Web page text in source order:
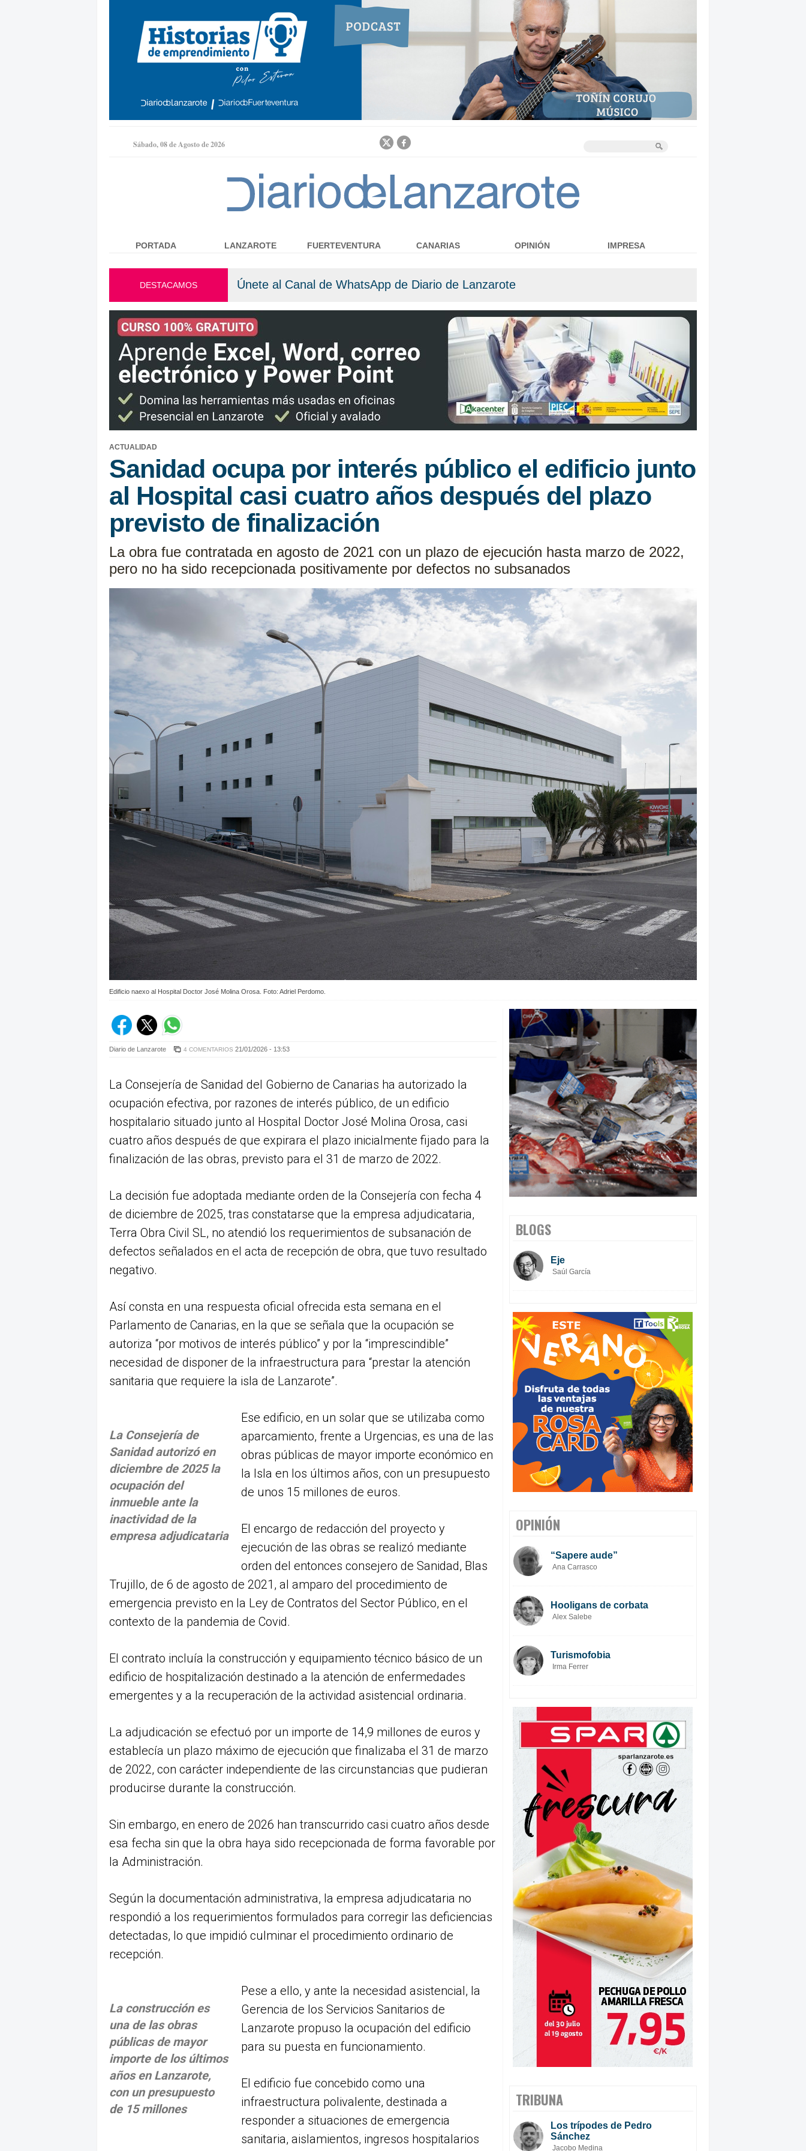
Jump to navigation
Sábado, 08 de Agosto de 2026
DESTACAMOS Únete al Canal de WhatsApp de Diario de Lanzarote
ACTUALIDAD
Sanidad ocupa por interés público el edificio junto
al Hospital casi cuatro años después del plazo
previsto de finalización
La obra fue contratada en agosto de 2021 con un plazo de ejecución hasta marzo de 2022,
pero no ha sido recepcionada positivamente por defectos no subsanados
Edificio naexo al Hospital Doctor José Molina Orosa. Foto: Adriel Perdomo.
Diario de Lanzarote 4 COMENTARIOS 21/01/2026 - 13:53
La Consejería de Sanidad del Gobierno de Canarias ha autorizado la
ocupación efectiva, por razones de interés público, de un edificio
hospitalario situado junto al Hospital Doctor José Molina Orosa, casi
cuatro años después de que expirara el plazo inicialmente fijado para la
finalización de las obras, previsto para el 31 de marzo de 2022.
La decisión fue adoptada mediante orden de la Consejería con fecha 4
de diciembre de 2025, tras constatarse que la empresa adjudicataria,
Terra Obra Civil SL, no atendió los requerimientos de subsanación de
defectos señalados en el acta de recepción de obra, que tuvo resultado
negativo.
Así consta en una respuesta oficial ofrecida esta semana en el
Parlamento de Canarias, en la que se señala que la ocupación se
autoriza “por motivos de interés público” y por la “imprescindible”
necesidad de disponer de la infraestructura para “prestar la atención
sanitaria que requiere la isla de Lanzarote”.
La Consejería de
Sanidad autorizó en
diciembre de 2025 la
ocupación del
inmueble ante la
inactividad de la
empresa adjudicataria
Ese edificio, en un solar que se utilizaba como
aparcamiento, frente a Urgencias, es una de las
obras públicas de mayor importe económico en
la Isla en los últimos años, con un presupuesto
de unos 15 millones de euros.
El encargo de redacción del proyecto y
ejecución de las obras se realizó mediante
orden del entonces consejero de Sanidad, Blas
Trujillo, de 6 de agosto de 2021, al amparo del procedimiento de
emergencia previsto en la Ley de Contratos del Sector Público, en el
contexto de la pandemia de Covid.
El contrato incluía la construcción y equipamiento técnico básico de un
edificio de hospitalización destinado a la atención de enfermedades
emergentes y a la recuperación de la actividad asistencial ordinaria.
La adjudicación se efectuó por un importe de 14,9 millones de euros y
establecía un plazo máximo de ejecución que finalizaba el 31 de marzo
de 2022, con carácter independiente de las circunstancias que pudieran
producirse durante la construcción.
Sin embargo, en enero de 2026 han transcurrido casi cuatro años desde
esa fecha sin que la obra haya sido recepcionada de forma favorable por
la Administración.
Según la documentación administrativa, la empresa adjudicataria no
respondió a los requerimientos formulados para corregir las deficiencias
detectadas, lo que impidió culminar el procedimiento ordinario de
recepción.
La construcción es
una de las obras
públicas de mayor
importe de los últimos
años en Lanzarote,
con un presupuesto
de 15 millones
Pese a ello, y ante la necesidad asistencial, la
Gerencia de los Servicios Sanitarios de
Lanzarote propuso la ocupación del edificio
para su puesta en funcionamiento.
El edificio fue concebido como una
infraestructura polivalente, destinada a
responder a situaciones de emergencia
sanitaria, aislamientos, ingresos hospitalarios
PORTADA LANZAROTE FUERTEVENTURA CANARIAS OPINIÓN IMPRESA
BLOGS
Eje
Saúl García
OPINIÓN
“Sapere aude”
Ana Carrasco
Hooligans de corbata
Alex Salebe
Turismofobia
Irma Ferrer
TRIBUNA
Los trípodes de Pedro
Sánchez
Jacobo Medina